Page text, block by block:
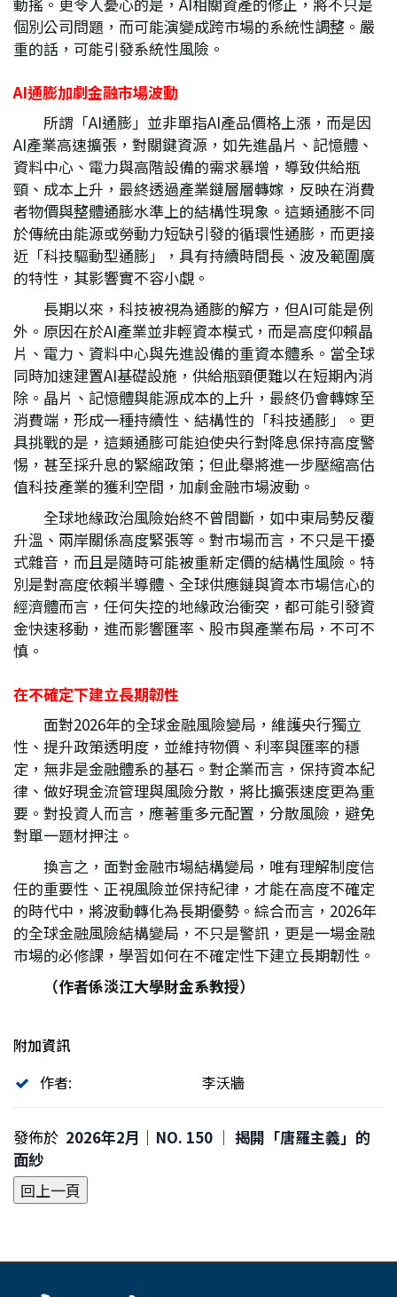
個別公司問題，而可能演變成跨市場的系統性調整。嚴
重的話，可能引發系統性風險。
AI通膨加劇金融市場波動
所謂「AI通膨」並非單指AI產品價格上漲，而是因
AI產業高速擴張，對關鍵資源，如先進晶片、記憶體、
資料中心、電力與高階設備的需求暴增，導致供給瓶
頸、成本上升，最終透過產業鏈層層轉嫁，反映在消費
者物價與整體通膨水準上的結構性現象。這類通膨不同
於傳統由能源或勞動力短缺引發的循環性通膨，而更接
近「科技驅動型通膨」，具有持續時間長、波及範圍廣
的特性，其影響實不容小覷。
長期以來，科技被視為通膨的解方，但AI可能是例
外。原因在於AI產業並非輕資本模式，而是高度仰賴晶
片、電力、資料中心與先進設備的重資本體系。當全球
同時加速建置AI基礎設施，供給瓶頸便難以在短期內消
除。晶片、記憶體與能源成本的上升，最終仍會轉嫁至
消費端，形成一種持續性、結構性的「科技通膨」。更
具挑戰的是，這類通膨可能迫使央行對降息保持高度警
惕，甚至採升息的緊縮政策；但此舉將進一步壓縮高估
值科技產業的獲利空間，加劇金融市場波動。
全球地緣政治風險始終不曾間斷，如中東局勢反覆
升溫、兩岸關係高度緊張等。對市場而言，不只是干擾
式雜音，而且是隨時可能被重新定價的結構性風險。特
別是對高度依賴半導體、全球供應鏈與資本市場信心的
經濟體而言，任何失控的地緣政治衝突，都可能引發資
金快速移動，進而影響匯率、股市與產業布局，不可不
慎。
在不確定下建立長期韌性
面對2026年的全球金融風險變局，維護央行獨立
性、提升政策透明度，並維持物價、利率與匯率的穩
定，無非是金融體系的基石。對企業而言，保持資本紀
律、做好現金流管理與風險分散，將比擴張速度更為重
要。對投資人而言，應著重多元配置，分散風險，避免
對單一題材押注。
換言之，面對金融市場結構變局，唯有理解制度信
任的重要性、正視風險並保持紀律，才能在高度不確定
的時代中，將波動轉化為長期優勢。綜合而言，2026年
的全球金融風險結構變局，不只是警訊，更是一場金融
市場的必修課，學習如何在不確定性下建立長期韌性。
（作者係淡江大學財金系教授）
附加資訊
作者:
李沃牆
發佈於 2026年2月｜NO. 150 │ 揭開「唐羅主義」的
面紗